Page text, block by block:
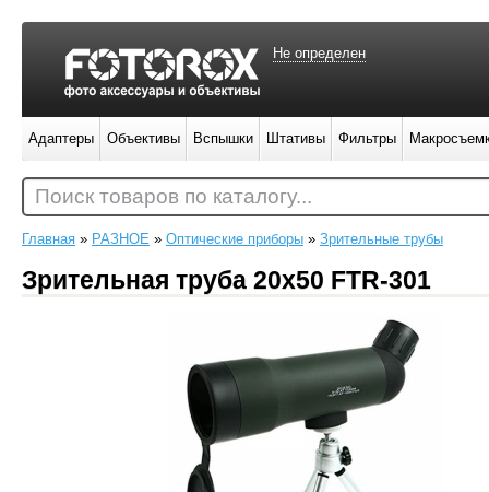
Главная » РАЗНОЕ » Оптические приборы » Зрительные трубы
Зрительная труба 20x50 FTR-301
Не определен
Адаптеры Объективы Вспышки Штативы Фильтры
Поиск товаров по каталогу...